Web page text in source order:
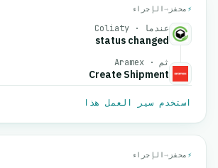
⚡ محفز →الإجراء
عندما · Coliaty
status changed
ثم · Aramex
Create Shipment
استخدم سير العمل هذا
⚡ محفز →الإجراء